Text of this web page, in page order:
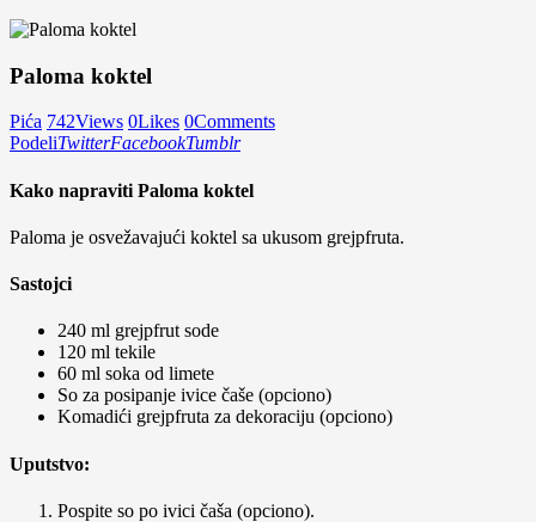
Paloma koktel
Pića 742Views 0Likes 0Comments
PodeliTwitterFacebookTumblr
Kako napraviti Paloma koktel
Paloma je osvežavajući koktel sa ukusom grejpfruta.
Sastojci
240 ml grejpfrut sode
120 ml tekile
60 ml soka od limete
So za posipanje ivice čaše (opciono)
Komadići grejpfruta za dekoraciju (opciono)
Uputstvo:
Pospite so po ivici čaša (opciono).